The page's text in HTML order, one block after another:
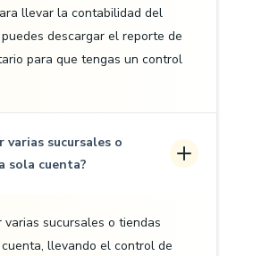
llevar la contabilidad del
descargar el reporte de
para que tengas un control
varias sucursales o
sola cuenta?
varias sucursales o tiendas
llevando el control de